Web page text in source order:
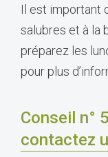
Il est important
salubres et à la
préparez les
pour plus
Conseil n°
contactez